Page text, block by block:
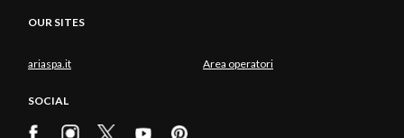
OUR SITES
ariaspa.it Area operatori
SOCIAL